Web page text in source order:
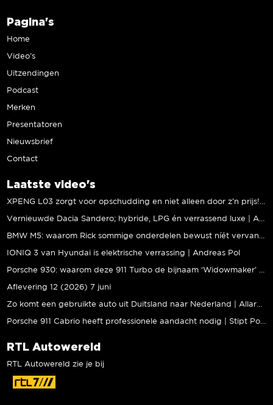
Pagina's
Home
Video’s
Uitzendingen
Podcast
Merken
Presentatoren
Nieuwsbrief
Contact
Laatste video's
XPENG L03 zorgt voor opschudding en niet alleen door z’n prijs! | Jeroen Mul
Vernieuwde Dacia Sandero; hybride, LPG én verrassend luxe | Andreas Pol
BMW M5: waarom Rick sommige onderdelen bewust níét vervangt | Stipt Polish Point
IONIQ 3 van Hyundai is elektrische verrassing | Andreas Pol
Porsche 930: waarom deze 911 Turbo de bijnaam ‘Widowmaker’ kreeg | Gallery Aaldering
Aflevering 12 (2026) 7 juni
Zo komt een gebruikte auto uit Duitsland naar Nederland | Allard Kalff
Porsche 911 Cabrio heeft professionele aandacht nodig | Stipt Polish Point
RTL Autowereld
RTL Autowereld zie je bij